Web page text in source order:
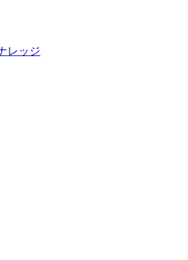
レッジ